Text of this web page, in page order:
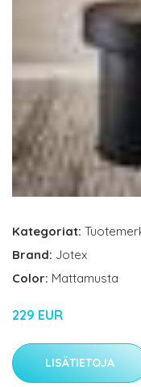
Kategoriat:
Brand: Jotex
Color: Mattamusta
229 EUR
LISÄTIETOJA